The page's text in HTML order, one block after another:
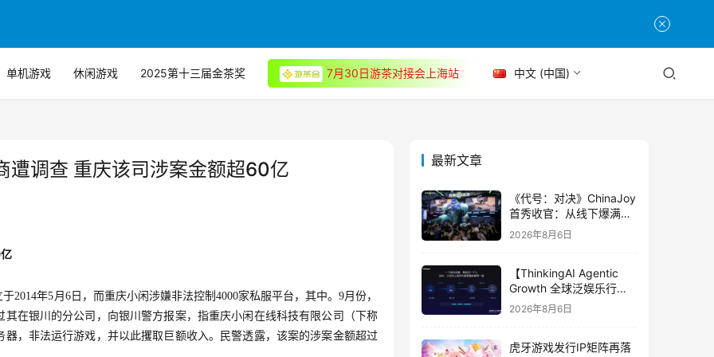
单机游戏 休闲游戏 2025第十三届金茶奖 7月30日游茶对接会上海站 中文 (中国)
遭调查 重庆该司涉案金额超60亿
2014年5月6日，而重庆小闲涉嫌非法控制4000家私服平台，其中。9月份，
在银川的分公司，向银川警方报案，指重庆小闲在线科技有限公司（下称
，非法运行游戏，并以此攫取巨额收入。民警透露，该案的涉案金额超过
最新文章
《代号：对决》ChinaJoy
首秀收官：从线下爆满看
见玩家的真实期待
2026年8月6日
【ThinkingAI Agentic
Growth 全球泛娱乐行业
峰会】Agent 时代，人到
2026年8月6日
虎牙游戏发行IP矩阵再落